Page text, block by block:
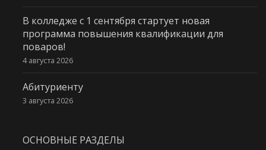
В колледже с 1 сентября стартует новая
программа повышения квалификации для
поваров!
4 августа 2026
Абитуриенту
3 августа 2026
ОСНОВНЫЕ РАЗДЕЛЫ